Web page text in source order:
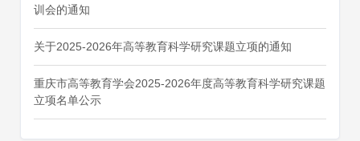
训会的通知
关于2025-2026年高等教育科学研究课题立项的通知
重庆市高等教育学会2025-2026年度高等教育科学研究课题
立项名单公示